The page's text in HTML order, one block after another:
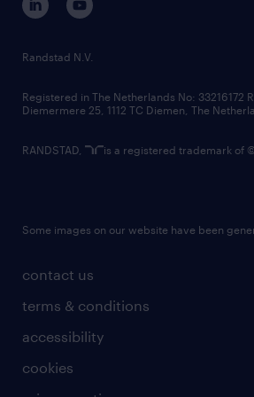
randstad innovation fund
country websites
contact us
terms & conditions
accessibility
cookies
Randstad N.V.
Registered in The Netherlands No: 33216172
Diemermere 25, 1112 TC Diemen, The
RANDSTAD, is a registered trademark of
Some images on our website have been